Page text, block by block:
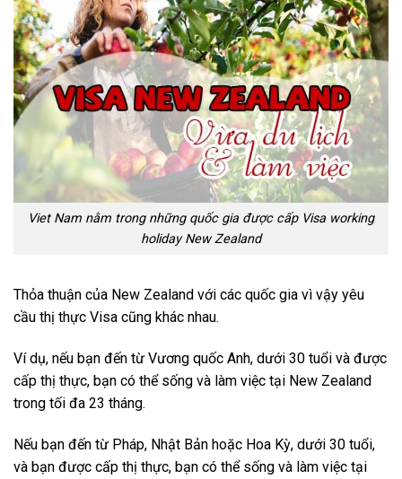
Viet Nam nằm trong những quốc gia được cấp Visa working
holiday New Zealand
Thỏa thuận của New Zealand với các quốc gia vì vậy yêu
cầu thị thực Visa cũng khác nhau.
Ví dụ, nếu bạn đến từ Vương quốc Anh, dưới 30 tuổi và được
cấp thị thực, bạn có thể sống và làm việc tại New Zealand
trong tối đa 23 tháng.
Nếu bạn đến từ Pháp, Nhật Bản hoặc Hoa Kỳ, dưới 30 tuổi,
và bạn được cấp thị thực, bạn có thể sống và làm việc tại